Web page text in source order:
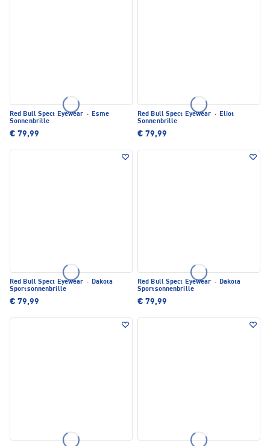
Red Bull Spect Eyewear · Esme
Sonnenbrille
€ 79,99
Red Bull Spect Eyewear · Eliot
Sonnenbrille
€ 79,99
Red Bull Spect Eyewear · Dakota
Sportsonnenbrille
€ 79,99
Red Bull Spect Eyewear · Dakota
Sportsonnenbrille
€ 79,99